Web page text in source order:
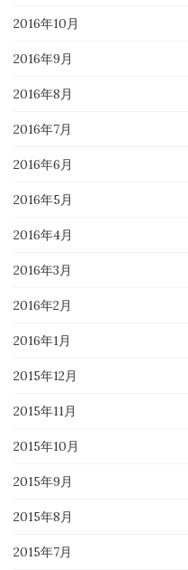
2016年10月
2016年9月
2016年8月
2016年7月
2016年6月
2016年5月
2016年4月
2016年3月
2016年2月
2016年1月
2015年12月
2015年11月
2015年10月
2015年9月
2015年8月
2015年7月